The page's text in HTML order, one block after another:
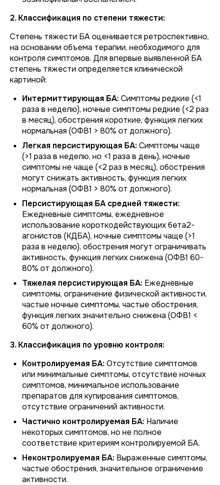
2. Классификация по степени тяжести:
Степень тяжести БА оценивается ретроспективно,
на основании объема терапии, необходимого для
контроля симптомов. Для впервые выявленной БА
степень тяжести определяется клинической
картиной:
Интермиттирующая БА: Симптомы редкие (<1
раза в неделю), ночные симптомы редкие (<2 раз
в месяц), обострения короткие, функция легких
нормальная (ОФВ1 > 80% от должного).
Легкая персистирующая БА: Симптомы чаще
(>1 раза в неделю, но <1 раза в день), ночные
симптомы не чаще (<2 раз в месяц), обострения
могут снижать активность, функция легких
нормальная (ОФВ1 > 80% от должного).
Персистирующая БА средней тяжести:
Ежедневные симптомы, ежедневное
использование короткодействующих бета2-
агонистов (КДБА), ночные симптомы чаще (>1
раза в неделю), обострения могут ограничивать
активность, функция легких снижена (ОФВ1 60-
80% от должного).
Тяжелая персистирующая БА: Ежедневные
симптомы, ограничение физической активности,
частые ночные симптомы, частые обострения,
функция легких значительно снижена (ОФВ1 <
60% от должного).
3. Классификация по уровню контроля:
Контролируемая БА: Отсутствие симптомов
или минимальные симптомы, отсутствие ночных
симптомов, минимальное использование
препаратов для купирования симптомов,
отсутствие ограничений активности.
Частично контролируемая БА: Наличие
некоторых симптомов, но не полное
соответствие критериям контролируемой БА.
Неконтролируемая БА: Выраженные симптомы,
частые обострения, значительное ограничение
активности.